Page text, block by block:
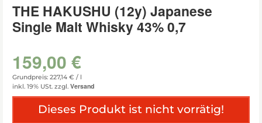
THE HAKUSHU (12y) Japanese
Single Malt Whisky 43% 0,7
159,00 €
Grundpreis: 227,14 € / l
inkl. 19% USt. zzgl. Versand
Dieses Produkt ist nicht vorrätig!